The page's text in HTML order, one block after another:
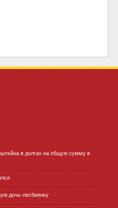
в долгах на общую сумму в
дочь-лесбиянку